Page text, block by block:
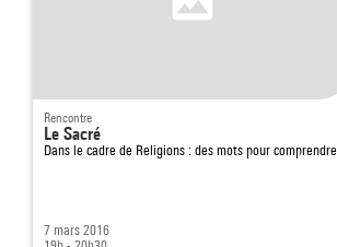
Rencontre
Le Sacré
Dans le cadre de Religions : des mots pour comprendre
7 mars 2016